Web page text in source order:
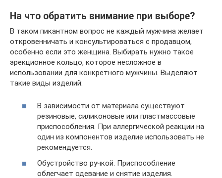
На что обратить внимание при выборе?
В таком пикантном вопрос не каждый мужчина желает
откровенничать и консультироваться с продавцом,
особенно если это женщина. Выбирать нужно такое
эрекционное кольцо, которое несложное в
использовании для конкретного мужчины. Выделяют
такие виды изделий:
В зависимости от материала существуют
резиновые, силиконовые или пластмассовые
приспособления. При аллергической реакции на
один из компонентов изделие использовать не
рекомендуется.
Обустройство ручкой. Приспособление
облегчает одевание и снятие изделия.